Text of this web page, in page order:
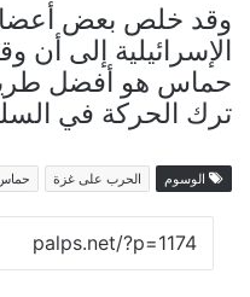
وقد خلص بعض أعضاء
الإسرائيلية إلى أن
حماس هو أفضل
ترك الحركة في
الوسوم الحرب على غزة